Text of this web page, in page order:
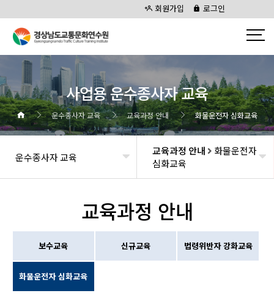
회원가입 로그인
사업용 운수종사자 교육
운수종사자 교육 교육과정 안내 화물운전자 심화교육
운수종사자 교육 교육과정 안내
화물운전자
심화교육
교육과정 안내
보수교육 신규교육 법령위반자 강화교육
화물운전자 심화교육